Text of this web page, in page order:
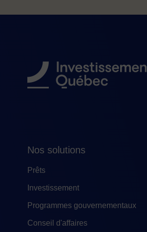
Nos solutions
Prêts
Investissement
Programmes gouvernementaux
Conseil d'affaires